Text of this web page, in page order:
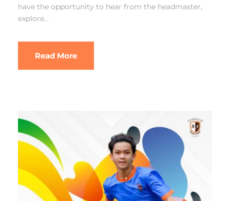
have the opportunity to hear from the headmaster,
explore...
Read More